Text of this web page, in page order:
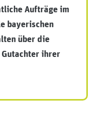
Aufträge im
bayerischen
über die
ihrer